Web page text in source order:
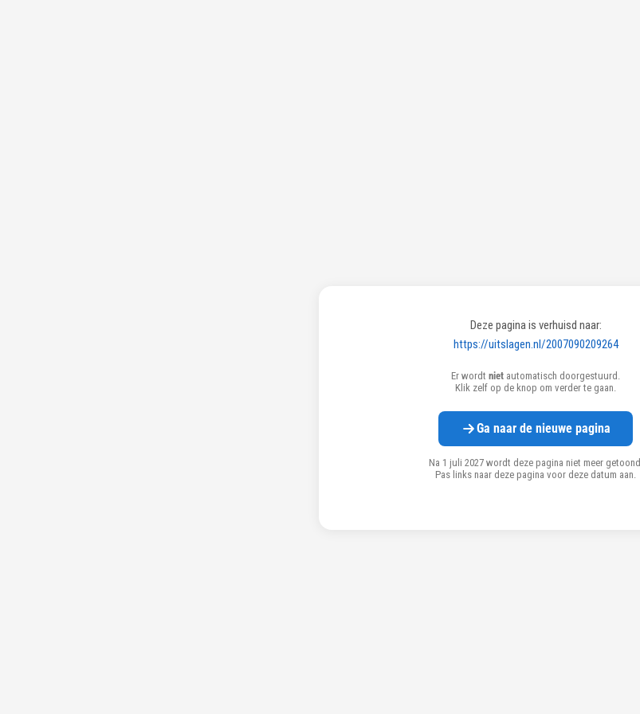
Deze pagina is verhuisd naar:
https://uitslagen.nl/2007090209264
Er wordt niet automatisch doorgestuurd.
Klik zelf op de knop om verder te gaan.
Ga naar de nieuwe pagina
Na 1 juli 2027 wordt deze pagina niet meer getoond.
Pas links naar deze pagina voor deze datum aan.